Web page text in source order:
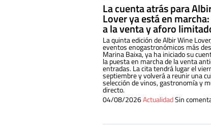
La cuenta atrás para
Lover ya está en
a la venta y aforo
La quinta edición de Albir Wine
eventos enogastronómicos más
Marina Baixa, ya ha iniciado su
la puesta en marcha de la venta
entradas. La cita tendrá lugar el
septiembre y volverá a reunir una
selección de vinos, gastronomía y
directo.
04/08/2026ActualidadSin